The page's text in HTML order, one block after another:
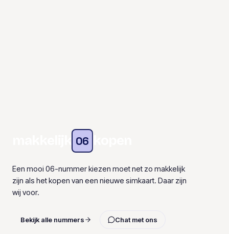
06
Een mooi 06-nummer kiezen moet net zo makkelijk
zijn als het kopen van een nieuwe simkaart. Daar zijn
wij voor.
Bekijk alle nummers Chat met ons